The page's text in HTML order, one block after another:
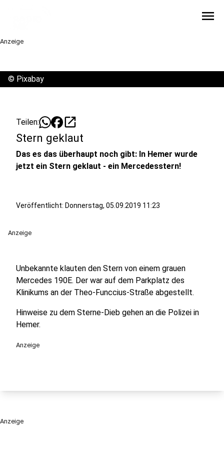
menu
Anzeige
© Pixabay
Teilen: open_in_new
Stern geklaut
Das es das überhaupt noch gibt: In Hemer wurde
jetzt ein Stern geklaut - ein Mercedesstern!
Veröffentlicht: Donnerstag, 05.09.2019 11:23
Anzeige
Unbekannte klauten den Stern von einem grauen
Mercedes 190E. Der war auf dem Parkplatz des
Klinikums an der Theo-Funccius-Straße abgestellt.
Hinweise zu dem Sterne-Dieb gehen an die Polizei in
Hemer.
Anzeige
Anzeige